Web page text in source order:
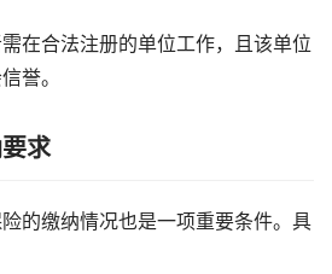
在合法注册的单位工作，且该单位
誉。
求
的缴纳情况也是一项重要条件。具